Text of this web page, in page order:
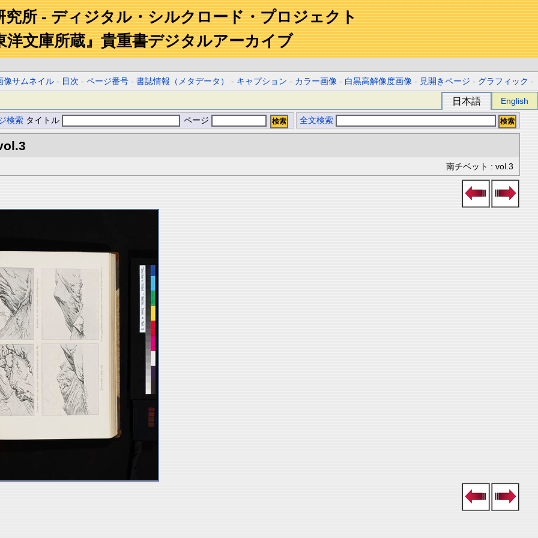
究所 - ディジタル・シルクロード・プロジェクト
洋文庫所蔵』貴重書デジタルアーカイブ
像サムネイル - 目次 -ページ番号 -書誌情報（メタデータ） - キャプション - カラー画像 - 白黒高解像度画像 - 見開きページ - グラフィック -
日本語 English
検索 タイトル ページ 全文検索
南チベット : vol.3